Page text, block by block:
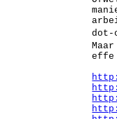
dot-
effe